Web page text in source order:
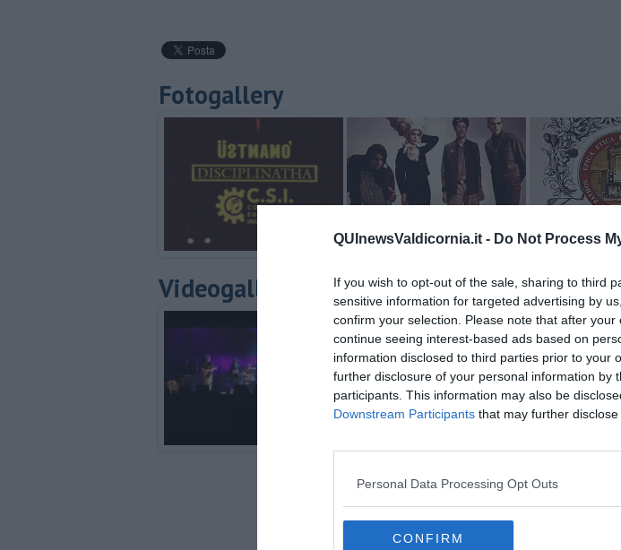
QUInewsValdicornia.it - Do Not Process
If you wish to opt-out of the sale, sharing to third
sensitive information for targeted advertising by
confirm your selection. Please note that after
continue seeing interest-based ads based on
information disclosed to third parties prior to your
further disclosure of your personal information by
participants. This information may also be
Downstream Participants that may further
Personal Data Processing Opt Outs
CONFIRM
Fotogallery
Videogallery